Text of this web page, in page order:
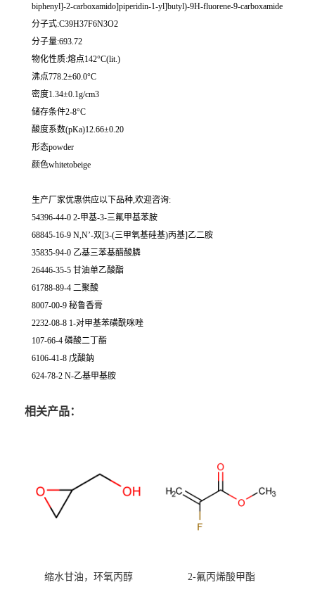
biphenyl]-2-carboxamido]piperidin-1-yl]butyl)-9H-fluorene-9-carboxamide
分子式:C39H37F6N3O2
分子量:693.72
物化性质:熔点142°C(lit.)
沸点778.2±60.0°C
密度1.34±0.1g/cm3
储存条件2-8°C
酸度系数(pKa)12.66±0.20
形态powder
颜色whitetobeige
生产厂家优惠供应以下品种,欢迎咨询:
54396-44-0 2-甲基-3-三氟甲基苯胺
68845-16-9 N,N’-双[3-(三甲氧基硅基)丙基]乙二胺
35835-94-0 乙基三苯基醋酸膦
26446-35-5 甘油单乙酸酯
61788-89-4 二聚酸
8007-00-9 秘鲁香膏
2232-08-8 1-对甲基苯磺酰咪唑
107-66-4 磷酸二丁酯
6106-41-8 戊酸鈉
624-78-2 N-乙基甲基胺
相关产品：
缩水甘油，环氧丙醇 2-氟丙烯酸甲酯